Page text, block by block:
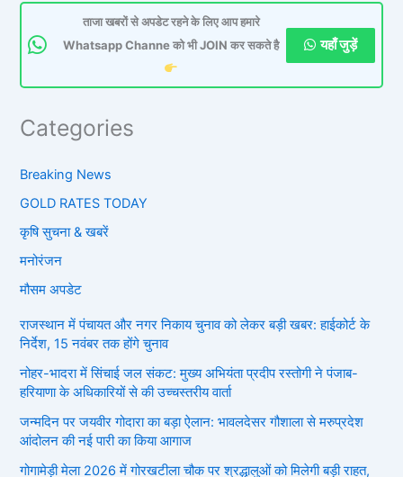
ताजा खबरों से अपडेट रहने के लिए आप हमारे
Whatsapp Channe को भी JOIN कर सकते है
यहाँ जुड़ें
Categories
Breaking News
GOLD RATES TODAY
कृषि सुचना & खबरें
मनोरंजन
मौसम अपडेट
राजस्थान में पंचायत और नगर निकाय चुनाव को लेकर बड़ी खबर: हाईकोर्ट के
निर्देश, 15 नवंबर तक होंगे चुनाव
नोहर-भादरा में सिंचाई जल संकट: मुख्य अभियंता प्रदीप रस्तोगी ने पंजाब-
हरियाणा के अधिकारियों से की उच्चस्तरीय वार्ता
जन्मदिन पर जयवीर गोदारा का बड़ा ऐलान: भावलदेसर गौशाला से मरुप्रदेश
आंदोलन की नई पारी का किया आगाज
गोगामेड़ी मेला 2026 में गोरखटीला चौक पर श्रद्धालुओं को मिलेगी बड़ी राहत,